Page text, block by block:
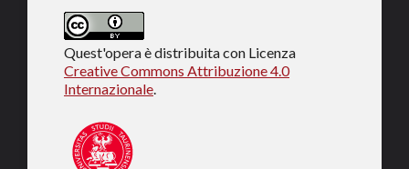
Quest'opera è distribuita con Licenza
Creative Commons Attribuzione 4.0
Internazionale.